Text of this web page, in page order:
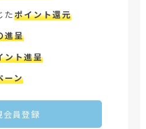
たポイント還元
進呈
ント進呈
ーン
会員登録